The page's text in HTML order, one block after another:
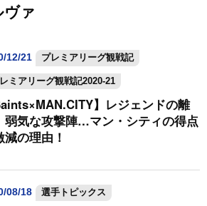
ァ
12/21 プレミアリーグ観戦記
ミアリーグ観戦記2020-21
】レジェンドの離
弱気な攻撃陣…マン・シティの得点
減の理由！
08/18 選手トピックス